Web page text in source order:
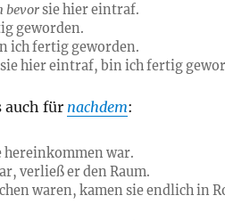
bevorsie hier eintraf.
geworden.
ich fertig geworden.
sie hier eintraf, bin ich fertig
auch für nachdem:
hereinkommen war.
verließ er den Raum.
waren, kamen sie endlich in